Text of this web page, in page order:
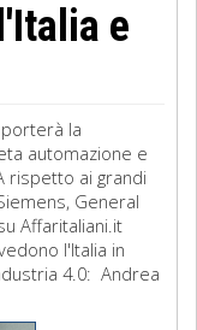
e
la
automazione e
rispetto ai grandi
General
Affaritaliani.it
l'Italia in
4.0: Andrea